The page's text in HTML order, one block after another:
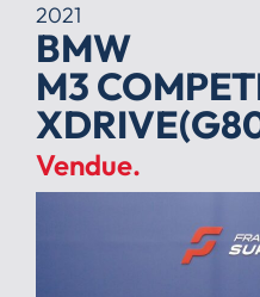
2021
BMW
M3
Vendue.